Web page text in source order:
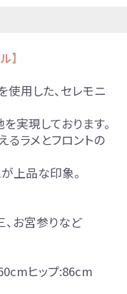
】
用した、セレモニ
実現しております。
るラメとフロントの
上品な印象。
、お宮参りなど
ヒップ:86cm